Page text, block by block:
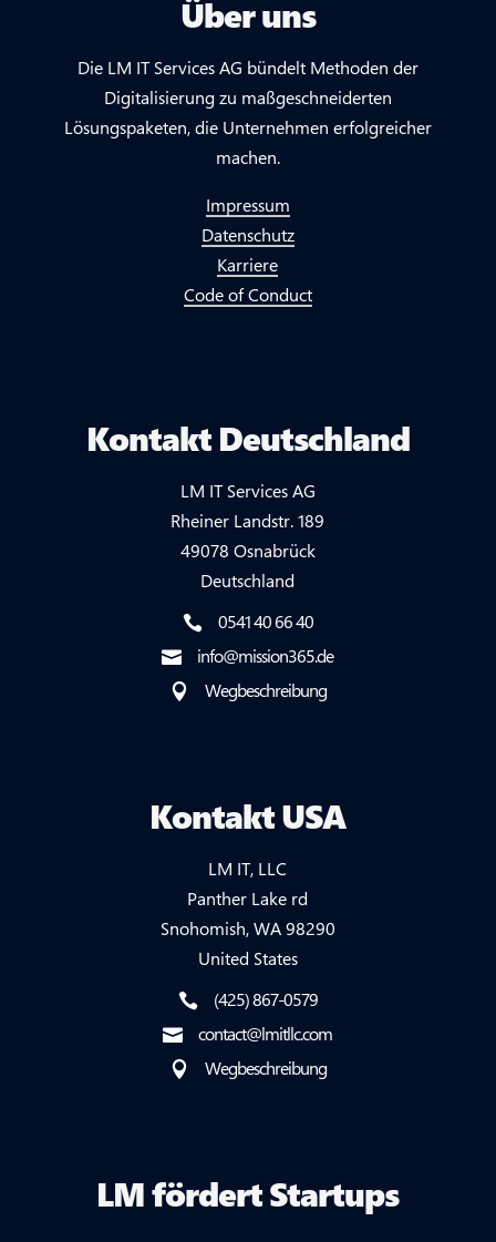
Über uns
Die LM IT Services AG bündelt Methoden der
Digitalisierung zu maßgeschneiderten
Lösungspaketen, die Unternehmen erfolgreicher
machen.
Impressum
Datenschutz
Karriere
Code of Conduct
Kontakt Deutschland
LM IT Services AG
Rheiner Landstr. 189
49078 Osnabrück
Deutschland
 0541 40 66 40
 info@mission365.de
 Wegbeschreibung
Kontakt USA
LM IT, LLC
Panther Lake rd
Snohomish, WA 98290
United States
 (425) 867-0579
 contact@lmitllc.com
 Wegbeschreibung
LM fördert Startups